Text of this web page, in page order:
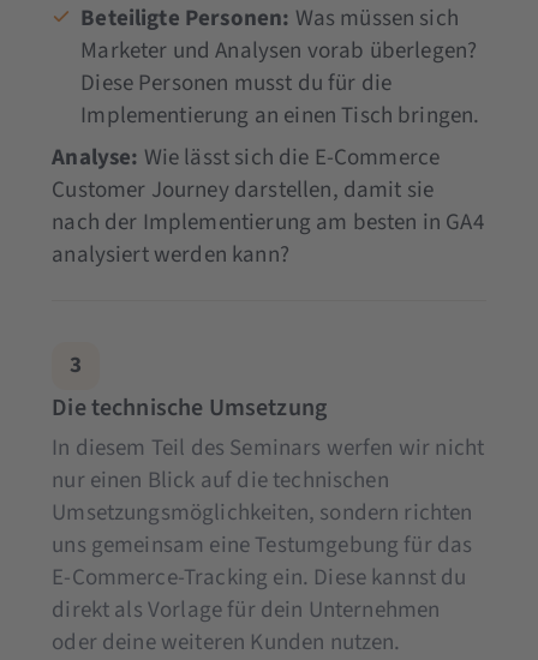
Beteiligte Personen: Was müssen sich
Marketer und Analysen vorab überlegen?
Diese Personen musst du für die
Implementierung an einen Tisch bringen.
Analyse: Wie lässt sich die E-Commerce
Customer Journey darstellen, damit sie
nach der Implementierung am besten in GA4
analysiert werden kann?
3
Die technische Umsetzung
In diesem Teil des Seminars werfen wir nicht
nur einen Blick auf die technischen
Umsetzungsmöglichkeiten, sondern richten
uns gemeinsam eine Testumgebung für das
E-Commerce-Tracking ein. Diese kannst du
direkt als Vorlage für dein Unternehmen
oder deine weiteren Kunden nutzen.